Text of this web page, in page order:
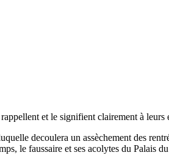
et le signifient clairement à
decoulera un assèchement des
le faussaire et ses acolytes du Palais